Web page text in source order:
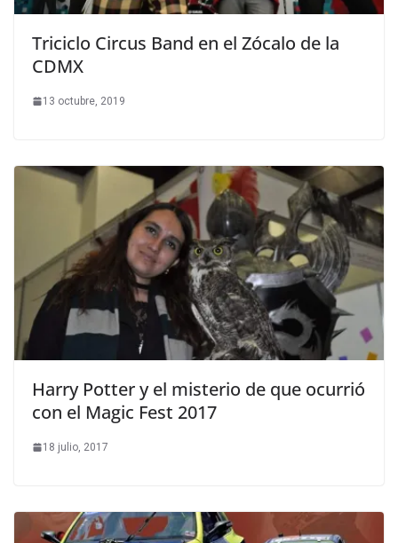
Triciclo Circus Band en el Zócalo de la
CDMX
13 octubre, 2019
Harry Potter y el misterio de que ocurrió
con el Magic Fest 2017
18 julio, 2017